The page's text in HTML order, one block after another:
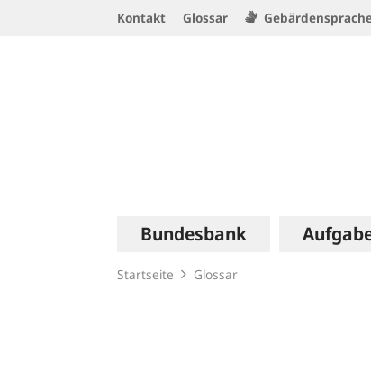
Kontakt Glossar
Hauptnavigation
Bundesbank
Startseite Glossar